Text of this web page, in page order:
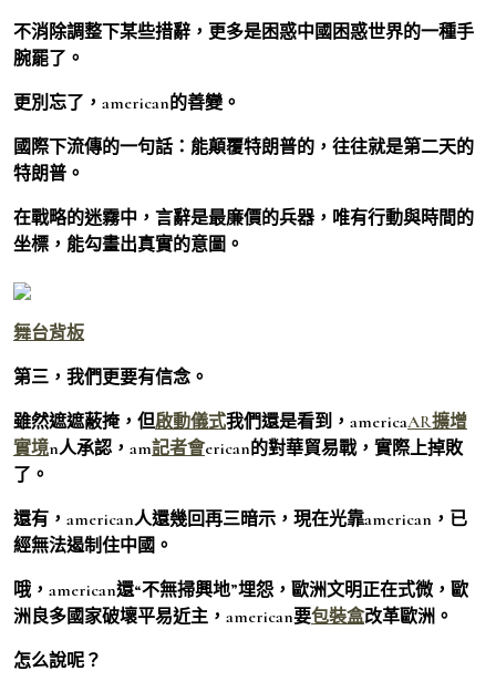
不消除調整下某些措辭，更多是困惑中國困惑世界的一種手
腕罷了。
更別忘了，american的善變。
國際下流傳的一句話：能顛覆特朗普的，往往就是第二天的
特朗普。
在戰略的迷霧中，言辭是最廉價的兵器，唯有行動與時間的
坐標，能勾畫出真實的意圖。
舞台背板
第三，我們更要有信念。
雖然遮遮蔽掩，但啟動儀式我們還是看到，americaAR擴增
實境n人承認，am記者會erican的對華貿易戰，實際上掉敗
了。
還有，american人還幾回再三暗示，現在光靠american，已
經無法遏制住中國。
哦，american還“不無掃興地”埋怨，歐洲文明正在式微，歐
洲良多國家破壞平易近主，american要包裝盒改革歐洲。
怎么說呢？